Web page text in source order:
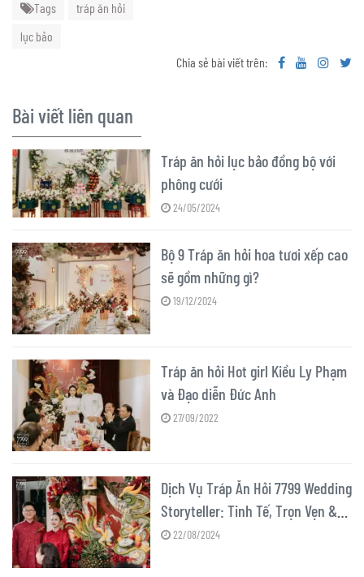
Tags
tráp ăn hỏi
lục bảo
Chia sẻ bài viết trên:
Bài viết liên quan
Tráp ăn hỏi lục bảo đồng bộ với
phông cưới
24/05/2024
Bộ 9 Tráp ăn hỏi hoa tươi xếp cao
sẽ gồm những gì?
19/12/2024
Tráp ăn hỏi Hot girl Kiều Ly Phạm
và Đạo diễn Đức Anh
27/09/2022
Dịch Vụ Tráp Ăn Hỏi 7799 Wedding
Storyteller: Tinh Tế, Trọn Vẹn &
Tối Ưu Chi Phí
22/08/2024